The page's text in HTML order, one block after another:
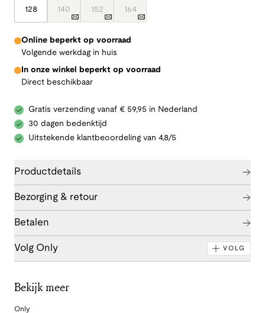
128 140 152 164
Online beperkt op voorraad
Volgende werkdag in huis
In onze winkel beperkt op voorraad
Direct beschikbaar
Gratis verzending vanaf € 59,95 in Nederland
30 dagen bedenktijd
Uitstekende klantbeoordeling van 4,8/5
Productdetails
Bezorging & retour
Betalen
Volg Only VOLG
Bekijk meer
Only